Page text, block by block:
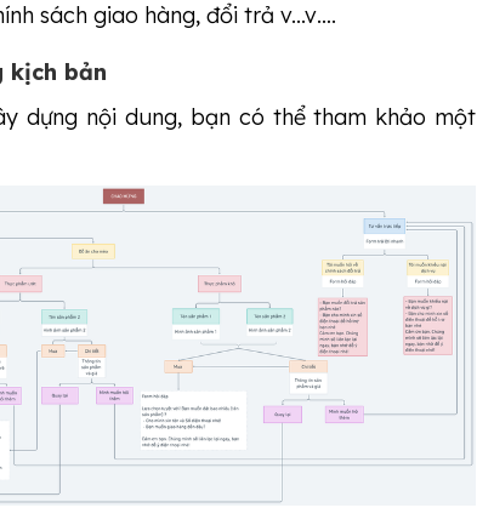
sách giao hàng, đổi trả v...v….
kịch bản
dựng nội dung, bạn có thể tham khảo một